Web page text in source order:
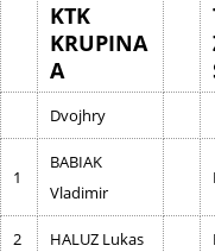
KTK
KRUPINA
A
Dvojhry
1
BABIAK
Vladimir
2 HALUZ Lukas